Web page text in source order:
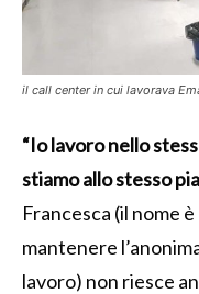
il call center in cui lavorava
“Io lavoro nello
stiamo allo stesso
Francesca (il nome
mantenere
lavoro) non riesce